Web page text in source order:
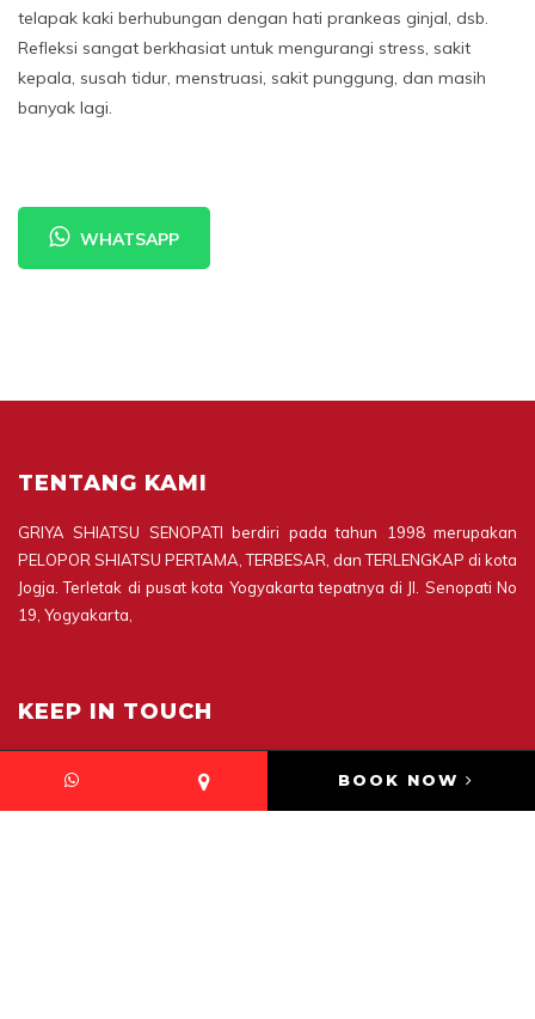
BOOK NOW
telapak kaki berhubungan dengan hati prankeas ginjal, dsb.
Refleksi sangat berkhasiat untuk mengurangi stress, sakit
kepala, susah tidur, menstruasi, sakit punggung, dan masih
banyak lagi.
WHATSAPP
TENTANG KAMI
GRIYA SHIATSU SENOPATI berdiri pada tahun 1998 merupakan
PELOPOR SHIATSU PERTAMA, TERBESAR, dan TERLENGKAP di kota
Jogja. Terletak di pusat kota Yogyakarta tepatnya di Jl. Senopati No
19, Yogyakarta,
KEEP IN TOUCH
Jl. Senopati 19
Yogyakarta